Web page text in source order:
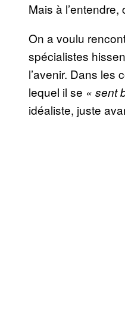
Mais à
On a voulu
spécialistes
l’avenir. Dans les
lequel il se « sent
idéaliste, juste